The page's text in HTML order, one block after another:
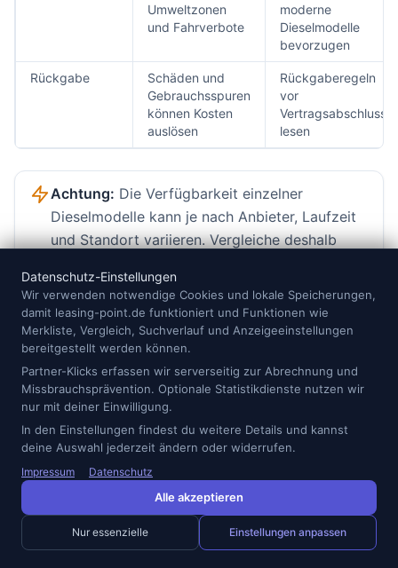
Umweltzonen
und Fahrverbote
moderne
Dieselmodelle
bevorzugen
Rückgabe
Schäden und
Gebrauchsspuren
können Kosten
auslösen
Rückgaberegeln
vor
Vertragsabschluss
lesen
Achtung: Die Verfügbarkeit einzelner
Dieselmodelle kann je nach Anbieter, Laufzeit
und Standort variieren. Vergleiche deshalb
und Vertragsdetails.
Aktuelle günstige Diesel-Fahrzeuge im Auto-Abo im
Überblick:
Peugeot 308 · ab 374 €/Monat · ab 12 Mon.
Opel Astra Sports Tourer · ab 374 €/Monat · ab 12
Opel Astra Sports Tourer · ab 394 €/Monat · ab 12
Hyundai Tucson · ab 397 €/Monat · ab 6 Mon.
Datenschutz-Einstellungen
Wir verwenden notwendige Cookies und lokale Speicherungen,
damit leasing-point.de funktioniert und Funktionen wie
Merkliste, Vergleich, Suchverlauf und Anzeigeeinstellungen
bereitgestellt werden können.
Partner-Klicks erfassen wir serverseitig zur Abrechnung und
Missbrauchsprävention. Optionale Statistikdienste nutzen wir
nur mit deiner Einwilligung.
In den Einstellungen findest du weitere Details und kannst
deine Auswahl jederzeit ändern oder widerrufen.
Impressum Datenschutz
Alle akzeptieren
Nur essenzielle Einstellungen anpassen